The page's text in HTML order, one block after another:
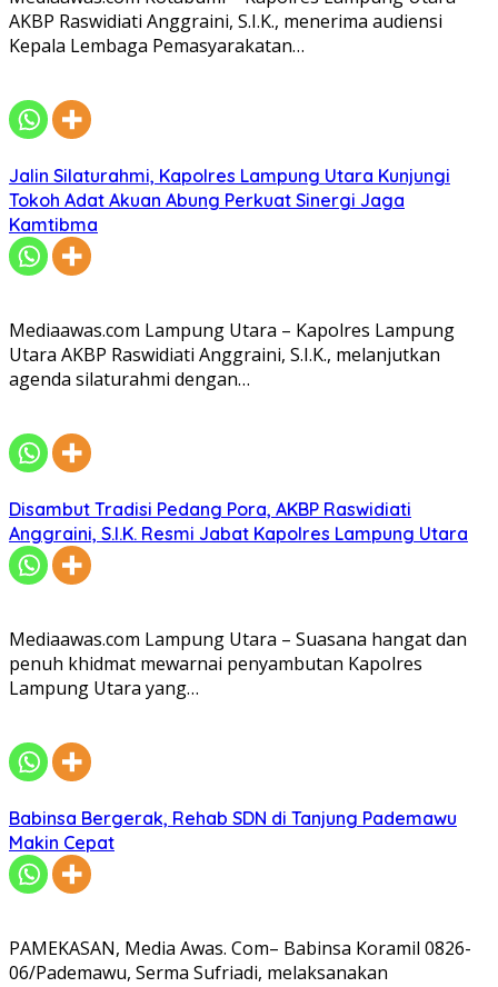
AKBP Raswidiati Anggraini, S.I.K., menerima audiensi
Kepala Lembaga Pemasyarakatan…
Jalin Silaturahmi, Kapolres Lampung Utara Kunjungi
Tokoh Adat Akuan Abung Perkuat Sinergi Jaga
Kamtibma
Mediaawas.com Lampung Utara – Kapolres Lampung
Utara AKBP Raswidiati Anggraini, S.I.K., melanjutkan
agenda silaturahmi dengan…
Disambut Tradisi Pedang Pora, AKBP Raswidiati
Anggraini, S.I.K. Resmi Jabat Kapolres Lampung Utara
Mediaawas.com Lampung Utara – Suasana hangat dan
penuh khidmat mewarnai penyambutan Kapolres
Lampung Utara yang…
Babinsa Bergerak, Rehab SDN di Tanjung Pademawu
Makin Cepat
PAMEKASAN, Media Awas. Com– Babinsa Koramil 0826-
06/Pademawu, Serma Sufriadi, melaksanakan